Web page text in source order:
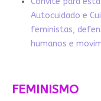
Autocuidado e
feministas,
humanos e
FEMINISMO